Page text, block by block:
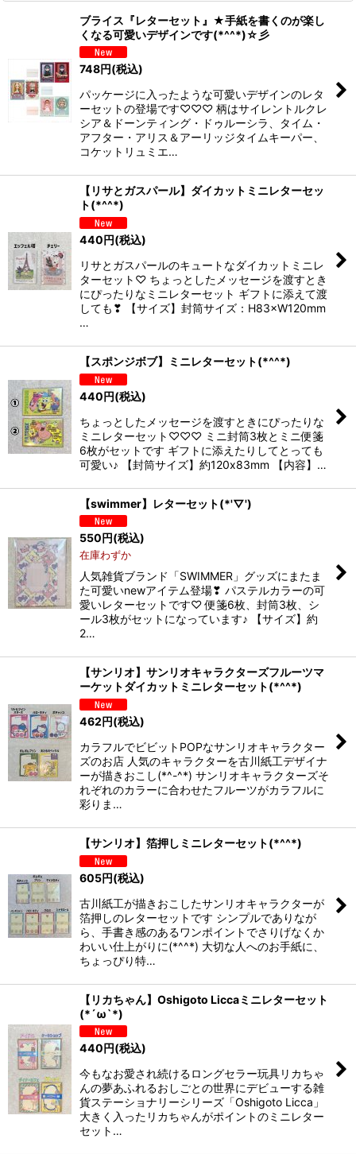
ブライス『レターセット』★手紙を書くのが楽し
くなる可愛いデザインです(*^^*)☆彡
748円(税込)
パッケージに入ったような可愛いデザインのレタ
ーセットの登場です♡♡♡ 柄はサイレントルクレ
シア＆ドーンティング・ドゥルーシラ、タイム・
アフター・アリス＆アーリッジタイムキーパー、
コケットリュミエ…
【リサとガスパール】ダイカットミニレターセッ
ト(*^^*)
440円(税込)
リサとガスパールのキュートなダイカットミニレ
ターセット♡ ちょっとしたメッセージを渡すとき
にぴったりなミニレターセット ギフトに添えて渡
しても❣ 【サイズ】封筒サイズ：H83×W120mm
…
【スポンジボブ】ミニレターセット(*^^*)
440円(税込)
ちょっとしたメッセージを渡すときにぴったりな
ミニレターセット♡♡♡ ミニ封筒3枚とミニ便箋
6枚がセットです ギフトに添えたりしてとっても
可愛い♪ 【封筒サイズ】約120x83mm 【内容】…
【swimmer】レターセット(*'▽')
550円(税込)
在庫わずか
人気雑貨ブランド「SWIMMER」グッズにまたま
た可愛いnewアイテム登場❣ パステルカラーの可
愛いレターセットです♡ 便箋6枚、封筒3枚、シ
ール3枚がセットになっています♪ 【サイズ】約
2…
【サンリオ】サンリオキャラクターズフルーツマ
ーケットダイカットミニレターセット(*^^*)
462円(税込)
カラフルでビビットPOPなサンリオキャラクター
ズのお店 人気のキャラクターを古川紙工デザイナ
ーが描きおこし(*^-^*) サンリオキャラクターズそ
れぞれのカラーに合わせたフルーツがカラフルに
彩りま…
【サンリオ】箔押しミニレターセット(*^^*)
605円(税込)
古川紙工が描きおこしたサンリオキャラクターが
箔押しのレターセットです シンプルでありなが
ら、手書き感のあるワンポイントでさりげなくか
わいい仕上がりに(*^^*) 大切な人へのお手紙に、
ちょっぴり特…
【リカちゃん】Oshigoto Liccaミニレターセット
(*´ω`*)
440 円(税込)
今もなお愛され続けるロングセラー玩具リカちゃ
んの夢あふれるおしごとの世界にデビューする雑
貨ステーショナリーシリーズ「Oshigoto Licca」
大きく入ったリカちゃんがポイントのミニレター
セット…